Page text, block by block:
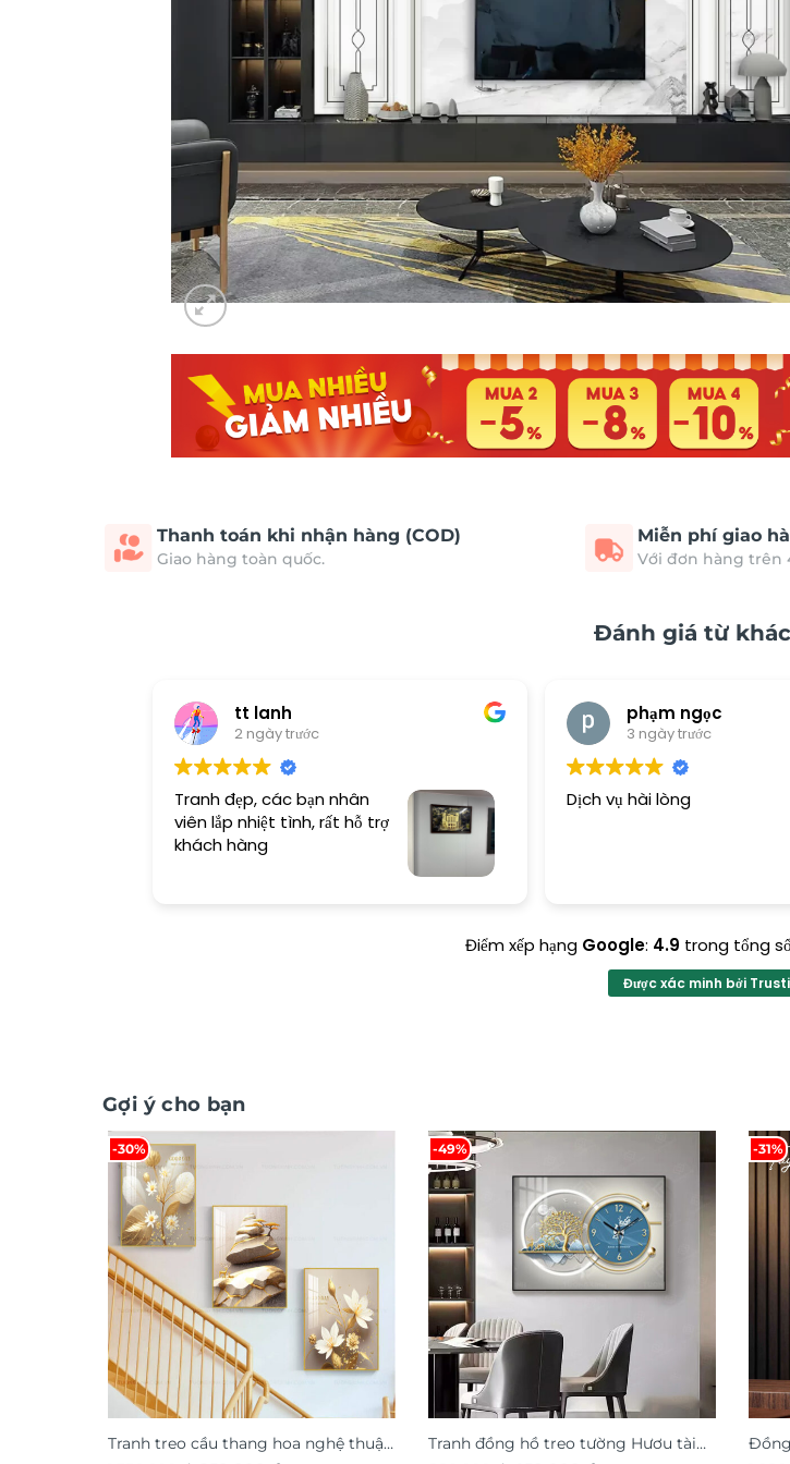
Thanh toán khi nhận hàng (COD)
Giao hàng toàn quốc.
Miễn phí giao
Với đơn hàng trên
Đánh giá từ
tt lanh
2 ngày trước
Tranh đẹp, các bạn nhân
viên lắp nhiệt tình, rất hỗ trợ
khách hàng
phạm ngọc
3 ngày trước
Dịch vụ hài lòng
Điểm xếp hạng Google: 4.9 trong tổng
Được xác minh bởi
Gợi ý cho bạn
-30%
Tranh treo cầu thang hoa nghệ thuật
-49%
Tranh đồng hồ treo tường Hươu tài
-31%